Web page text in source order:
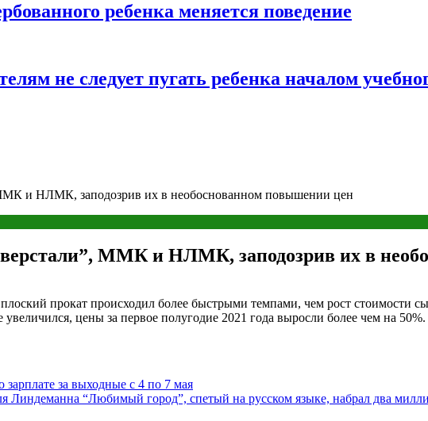
ребенка меняется поведение
не следует пугать ребенка началом
и НЛМК, заподозрив их в необоснованном повышении цен
ММК и НЛМК, заподозрив их в
прокат происходил более быстрыми темпами, чем рост стоимости
цены за первое полугодие 2021 года выросли более чем на
зарплате за выходные с 4 по 7 мая
“Любимый город”, спетый на русском языке, набрал два